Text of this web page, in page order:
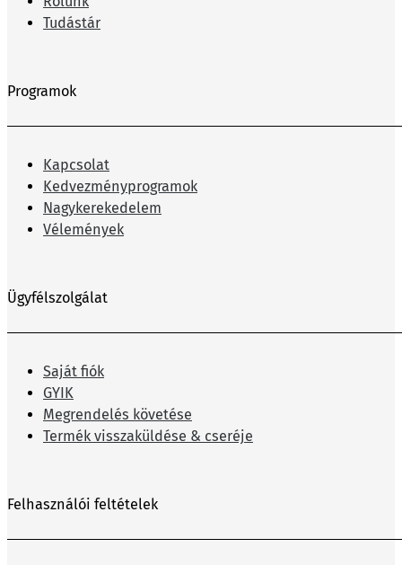
Tudástár
Programok
Kapcsolat
Kedvezményprogramok
Nagykerekedelem
Vélemények
Ügyfélszolgálat
Saját fiók
GYIK
Megrendelés követése
Termék visszaküldése & cseréje
Felhasználói feltételek